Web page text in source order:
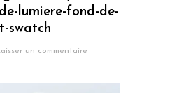
lumiere-fond-de-
swatch
un commentaire